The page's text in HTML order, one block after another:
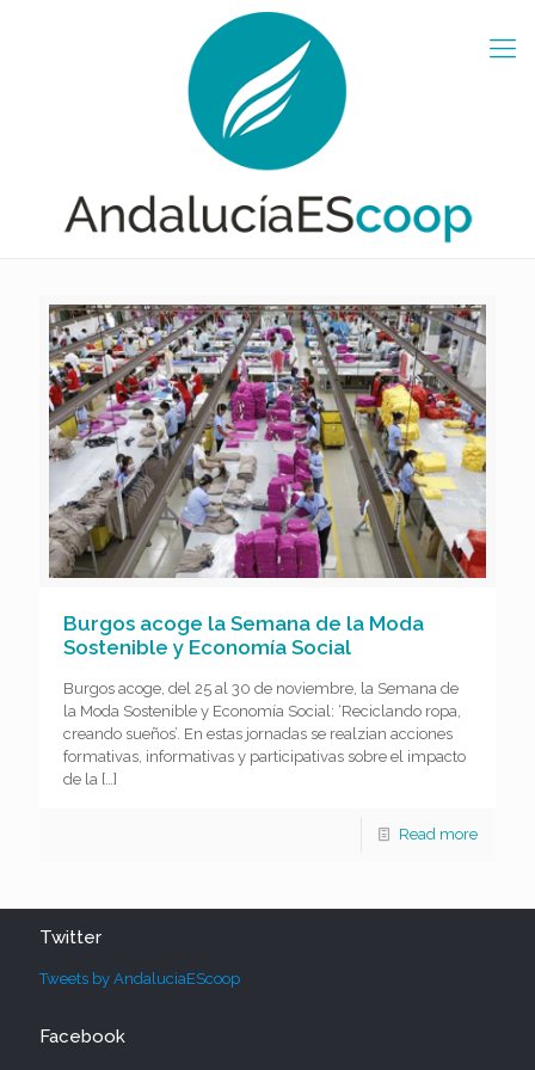
Burgos acoge la Semana de la Moda
Sostenible y Economía Social
Burgos acoge, del 25 al 30 de noviembre, la Semana de
la Moda Sostenible y Economía Social: ‘Reciclando ropa,
creando sueños’. En estas jornadas se realzian acciones
formativas, informativas y participativas sobre el impacto
de la […]
Read more
Twitter
Tweets by AndaluciaEScoop
Facebook